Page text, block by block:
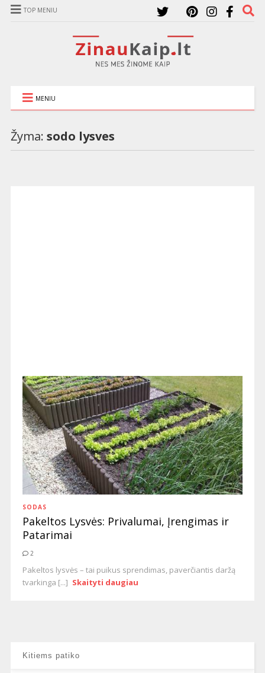
TOP MENIU
MENIU
Žyma: sodo lysves
SODAS
Pakeltos Lysvės: Privalumai, Įrengimas ir
Patarimai
2
Pakeltos lysvės – tai puikus sprendimas, paverčiantis daržą
tvarkinga [...] Skaityti daugiau
Kitiems patiko